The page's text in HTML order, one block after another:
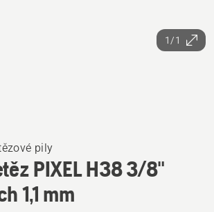
1/1
pily
PIXEL H38 3/8"
1,1 mm